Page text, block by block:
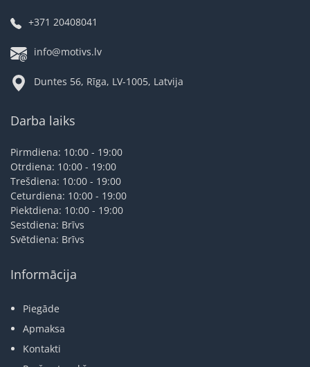
+371 20408041
info@motivs.lv
Duntes 56, Rīga, LV-1005, Latvija
Darba laiks
Pirmdiena: 10:00 - 19:00
Otrdiena: 10:00 - 19:00
Trešdiena: 10:00 - 19:00
Ceturdiena: 10:00 - 19:00
Piektdiena: 10:00 - 19:00
Sestdiena: Brīvs
Svētdiena: Brīvs
Informācija
Piegāde
Apmaksa
Kontakti